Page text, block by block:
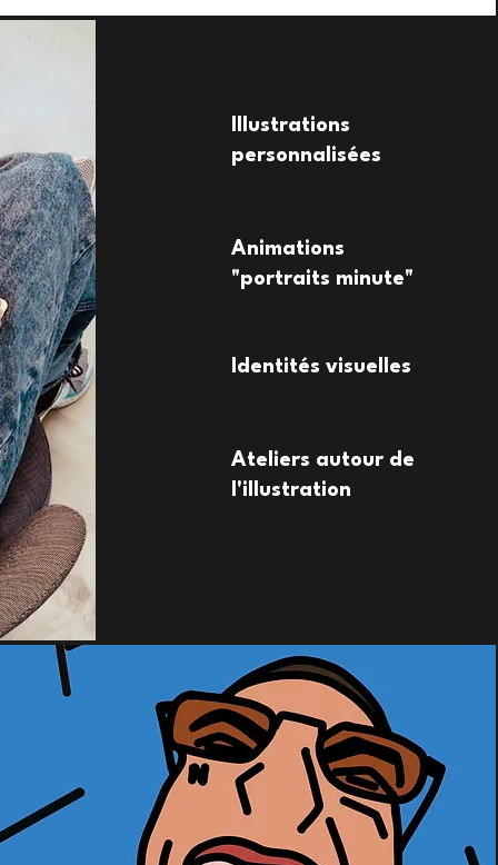
Illustrations
personnalisées
Animations
"portraits minute"
Identités visuelles
Ateliers autour de
l'illustration